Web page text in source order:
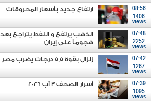
08:56
1406
views
ارتفاع جديد بأسعار المحروقات
07:48
2252
views
الذهب يرتفع و النفط يتراجع
هجوماً على إيران
07:42
1267
views
زلزال بقوة 5,5 درجات يضرب مصر
07:39
1095
views
أسرار الصحف 3 آب 2026